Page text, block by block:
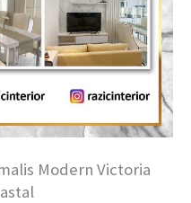
Modern Victoria